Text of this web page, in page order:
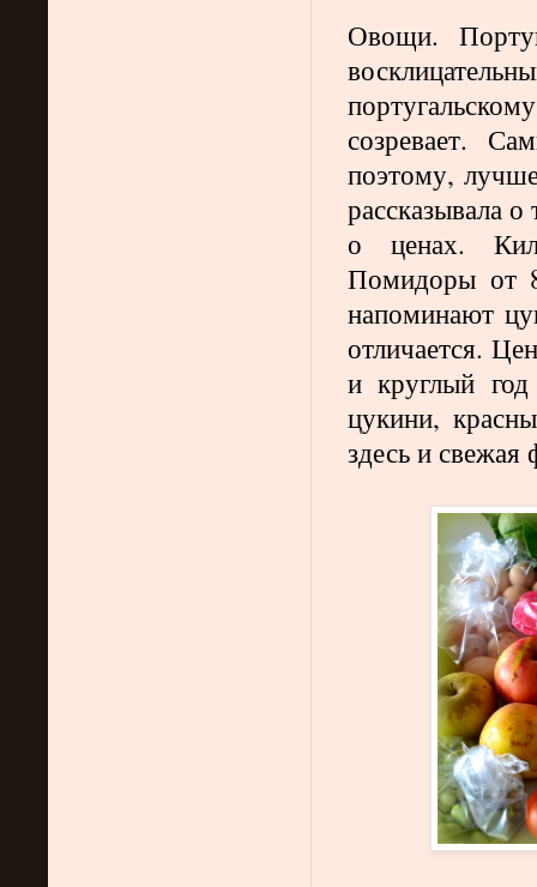
Овощи.
созревает.
поэтому,
рассказывала
о ценах.
Помидоры от
напоминают
отличается.
и круглый
цукини,
здесь и